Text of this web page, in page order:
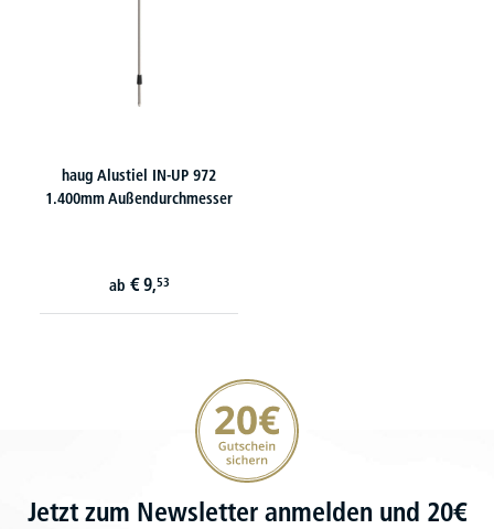
haug Alustiel IN-UP 972
1.400mm Außendurchmesser
ab € 9,53
20€ Gutschein sichern
Jetzt zum Newsletter anmelden und 20€